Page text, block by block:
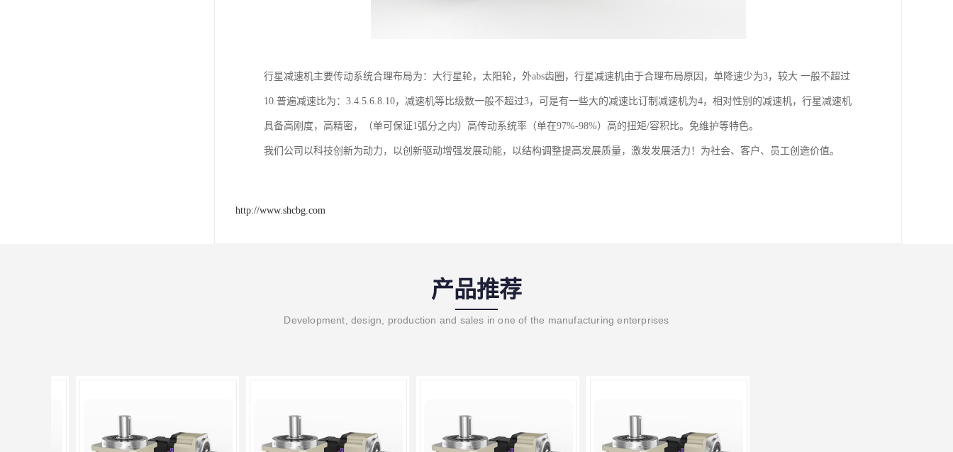
行星减速机主要传动系统合理布局为：大行星轮，太阳轮，外abs齿圈，行星减速机由于合理布局原因，单降速少为3，较大 一般不超过
10.普遍减速比为：3.4.5.6.8.10，减速机等比级数一般不超过3，可是有一些大的减速比订制减速机为4，相对性别的减速机，行星减速机
具备高刚度，高精密，（单可保证1弧分之内）高传动系统率（单在97%-98%）高的扭矩/容积比。免维护等特色。
我们公司以科技创新为动力，以创新驱动增强发展动能，以结构调整提高发展质量，激发发展活力！为社会、客户、员工创造价值。
http://www.shcbg.com
产品推荐
Development, design, production and sales in one of the manufacturing enterprises